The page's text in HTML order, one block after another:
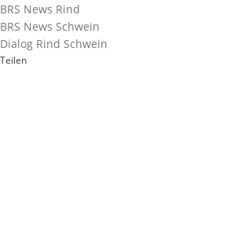
BRS News Rind
BRS News Schwein
Dialog Rind Schwein
Teilen